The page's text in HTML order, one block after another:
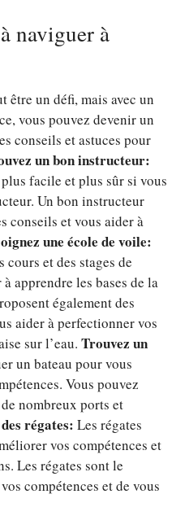
naviguer à
être un défi, mais avec un
vous pouvez devenir un
conseils et astuces pour
un bon instructeur:
facile et plus sûr si vous
Un bon instructeur
conseils et vous aider à
une école de voile:
et des stages de
apprendre les bases de la
également des
aider à perfectionner vos
sur l’eau. Trouvez un
un bateau pour vous
Vous pouvez
nombreux ports et
régates: Les régates
vos compétences et
Les régates sont le
compétences et de vous